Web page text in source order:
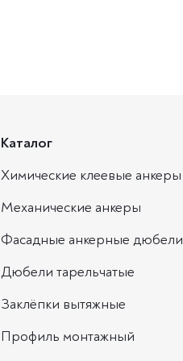
Каталог
Химические клеевые анкеры
Механические анкеры
Фасадные анкерные дюбели
Дюбели тарельчатые
Заклёпки вытяжные
Профиль монтажный